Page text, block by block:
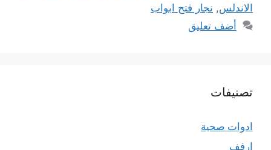
الاندلس, نجار فتح ابواب
أضف تعليق
تصنيفات
ادوات صحية
ارفف